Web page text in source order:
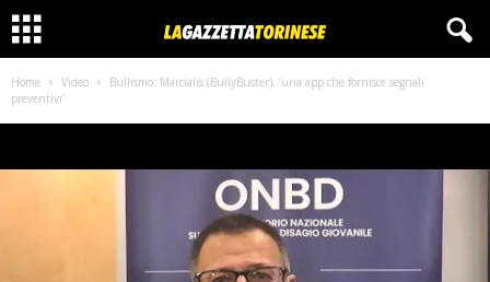
Home Video
Bullismo: Marcialis (BullyBuster), ‘una app che fornisce segnali
preventivi’